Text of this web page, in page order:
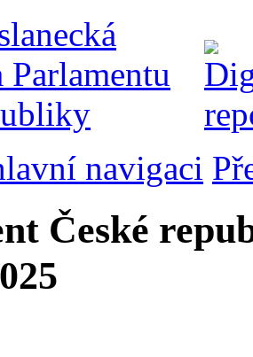
navigaci
České